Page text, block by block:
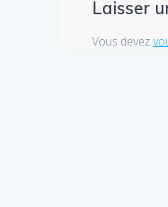
Laisser
Vous devez